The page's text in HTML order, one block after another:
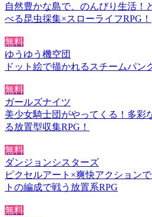
自然豊かな島で、のんびり生活！
べる昆虫採集×スローライフRPG！
無料
ゆうゆう機空団
ドット絵で描かれるスチームパン
無料
ガールズナイツ
美少女騎士団がやってくる！多彩
る放置型収集RPG！
無料
ダンジョンシスターズ
ピクセルアート×爽快アクション
トの編成で戦う放置系RPG
無料